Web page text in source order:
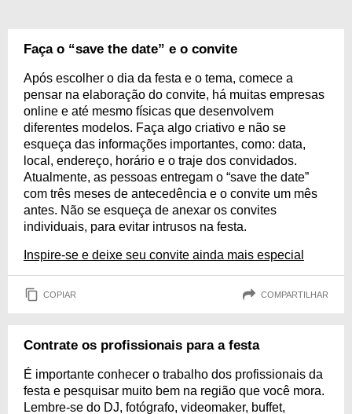
Faça o “save the date” e o convite
Após escolher o dia da festa e o tema, comece a
pensar na elaboração do convite, há muitas empresas
online e até mesmo físicas que desenvolvem
diferentes modelos. Faça algo criativo e não se
esqueça das informações importantes, como: data,
local, endereço, horário e o traje dos convidados.
Atualmente, as pessoas entregam o “save the date”
com três meses de antecedência e o convite um mês
antes. Não se esqueça de anexar os convites
individuais, para evitar intrusos na festa.
Inspire-se e deixe seu convite ainda mais especial
COPIAR COMPARTILHAR
Contrate os profissionais para a festa
É importante conhecer o trabalho dos profissionais da
festa e pesquisar muito bem na região que você mora.
Lembre-se do DJ, fotógrafo, videomaker, buffet,